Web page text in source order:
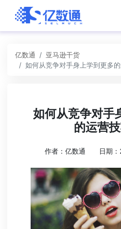
亿数通
亚马逊干货
如何从竞争对手身上学到更多
如何从竞争对手
的运营
作者：亿数通 日期